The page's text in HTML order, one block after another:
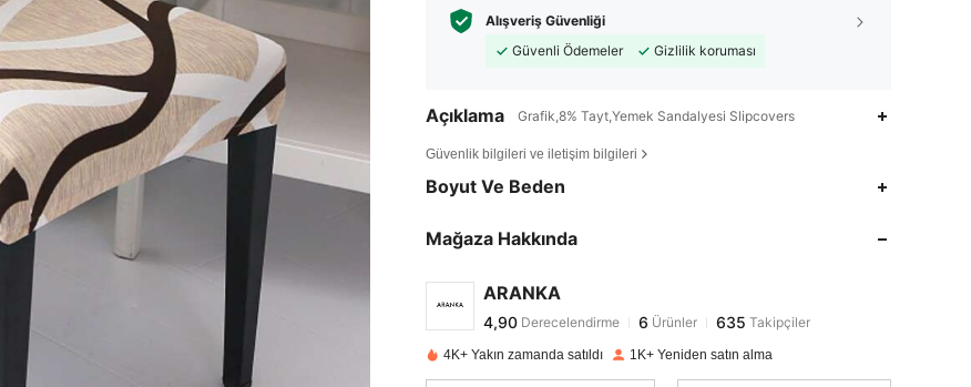
Alışveriş Güvenliği
Güvenli Ödemeler
Gizlilik koruması
Açıklama Grafik,8% Tayt,Yemek Sandalyesi Slipcovers
Güvenlik bilgileri ve iletişim bilgileri
Boyut Ve Beden
Mağaza Hakkında
ARANKA
4,90
s***1 1 gün önce'i takip etti
4K+ Yakın zamanda satıldı 1K+ Yeniden satın alma